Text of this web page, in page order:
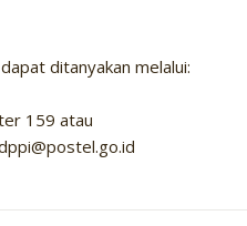
ditanyakan melalui:
159 atau